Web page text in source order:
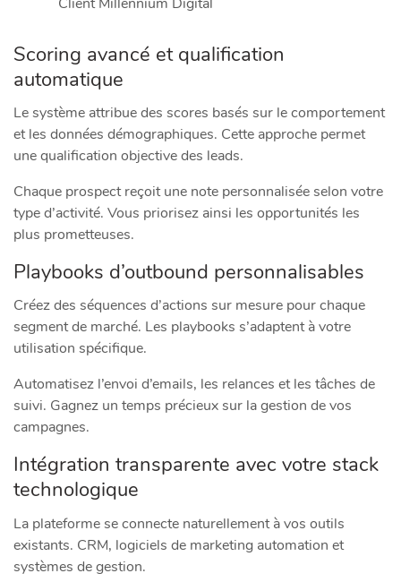
Scoring avancé et qualification
automatique
Le système attribue des scores basés sur le comportement
et les données démographiques. Cette approche permet
une qualification objective des leads.
Chaque prospect reçoit une note personnalisée selon votre
type d’activité. Vous priorisez ainsi les opportunités les
plus prometteuses.
Playbooks d’outbound personnalisables
Créez des séquences d’actions sur mesure pour chaque
segment de marché. Les playbooks s’adaptent à votre
utilisation spécifique.
Automatisez l’envoi d’emails, les relances et les tâches de
suivi. Gagnez un temps précieux sur la gestion de vos
campagnes.
Intégration transparente avec votre stack
technologique
La plateforme se connecte naturellement à vos outils
existants. CRM, logiciels de marketing automation et
systèmes de gestion.